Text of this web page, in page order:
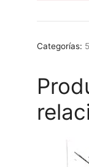
cantidad
Categorías: